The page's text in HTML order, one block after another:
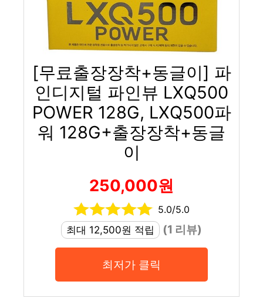
[무료출장장착+동글이] 파
인디지털 파인뷰 LXQ500
POWER 128G, LXQ500파
워 128G+출장장착+동글
이
250,000원
5.0/5.0
최대 12,500원 적립
(1 리뷰)
최저가 클릭